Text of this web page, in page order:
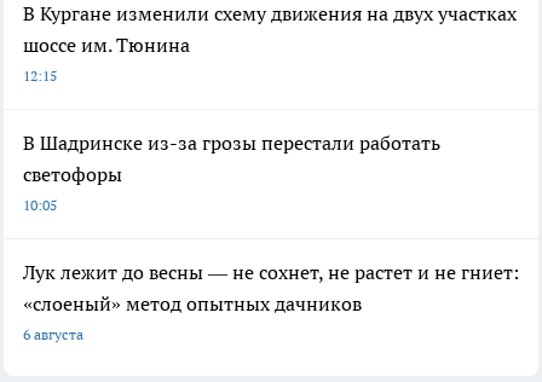
В Кургане изменили схему движения на двух участках
шоссе им. Тюнина
12:15
В Шадринске из-за грозы перестали работать
светофоры
10:05
Лук лежит до весны — не сохнет, не растет и не гниет:
«слоеный» метод опытных дачников
6 августа